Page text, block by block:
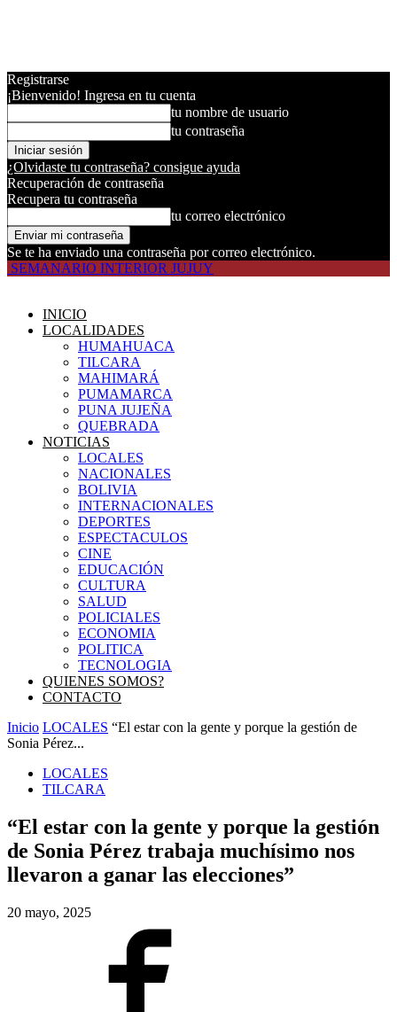
Registrarse
¡Bienvenido! Ingresa en tu cuenta
tu nombre de usuario
tu contraseña
¿Olvidaste tu contraseña? consigue ayuda
Recuperación de contraseña
Recupera tu contraseña
tu correo electrónico
Se te ha enviado una contraseña por correo electrónico.
SEMANARIO INTERIOR JUJUY
INICIO
LOCALIDADES
HUMAHUACA
TILCARA
MAHIMARÁ
PUMAMARCA
PUNA JUJEÑA
QUEBRADA
NOTICIAS
LOCALES
NACIONALES
BOLIVIA
INTERNACIONALES
DEPORTES
ESPECTACULOS
CINE
EDUCACIÓN
CULTURA
SALUD
POLICIALES
ECONOMIA
POLITICA
TECNOLOGIA
QUIENES SOMOS?
CONTACTO
Inicio LOCALES “El estar con la gente y porque la gestión de
Sonia Pérez...
LOCALES
TILCARA
“El estar con la gente y porque la gestión
de Sonia Pérez trabaja muchísimo nos
llevaron a ganar las elecciones”
20 mayo, 2025